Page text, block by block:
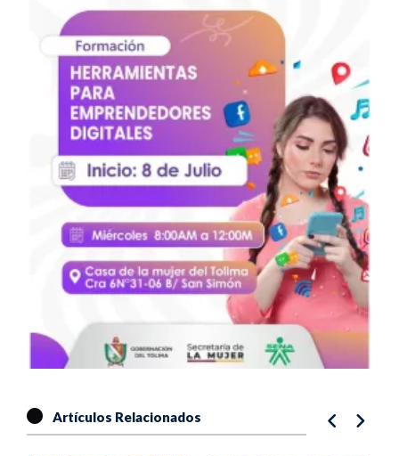
Artículos Relacionados